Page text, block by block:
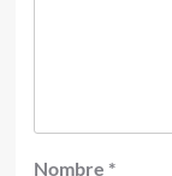
Nombre *